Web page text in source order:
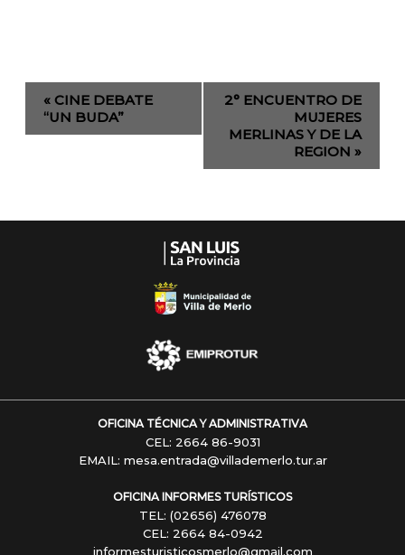
Evento
de
Navegación
« CINE DEBATE
“UN BUDA”
2° ENCUENTRO DE
MUJERES
MERLINAS Y DE LA
REGION »
OFICINA TÉCNICA Y ADMINISTRATIVA
CEL: 2664 86-9031
EMAIL: mesa.entrada@villademerlo.tur.ar
OFICINA INFORMES TURÍSTICOS
TEL: (02656) 476078
CEL: 2664 84-0942
informesturisticosmerlo@gmail.com